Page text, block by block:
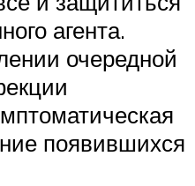
агента.
очередной
появившихся